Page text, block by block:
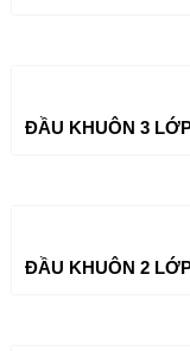
ĐẦU KHUÔN 3
ĐẦU KHUÔN 2